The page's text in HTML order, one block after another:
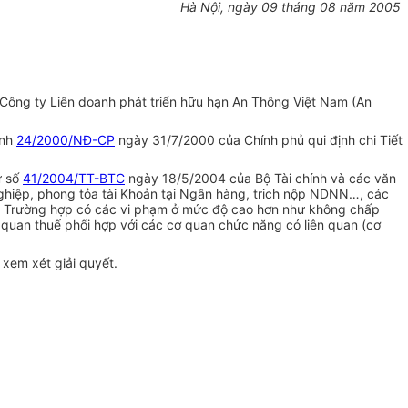
Hà Nội, ngày 09 tháng 08 năm 2005
ty Liên doanh phát triển hữu hạn An Thông Việt Nam (An
24/2000/NĐ-CP ngày 31/7/2000 của Chính phủ qui định chi Tiết
số41/2004/TT-BTC ngày 18/5/2004 của Bộ Tài chính và các văn
phong tỏa tài Khoản tại Ngân hàng, trich nộp NDNN…, các
hợp có các vi phạm ở mức độ cao hơn như không chấp
thuế phối hợp với các cơ quan chức năng có liên quan (cơ
xét giải quyết.